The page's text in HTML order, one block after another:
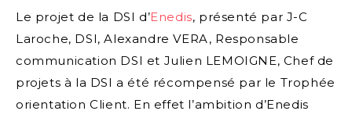
Le projet de la DSI d’Enedis, présenté par J-C
Laroche, DSI, Alexandre VERA, Responsable
communication DSI et Julien LEMOIGNE, Chef de
projets à la DSI a été récompensé par le Trophée
orientation Client. En effet l’ambition d’Enedis